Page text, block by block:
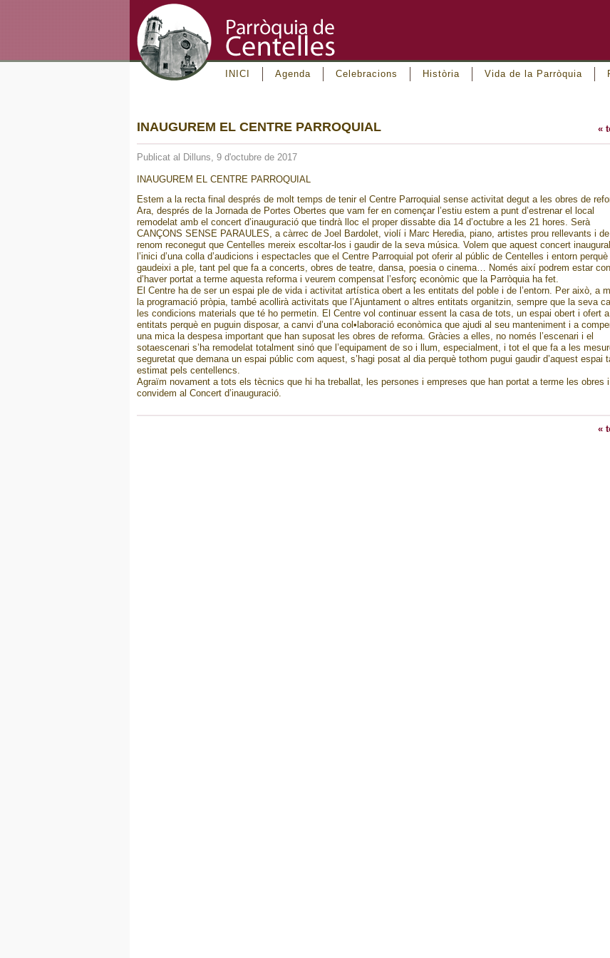
INICI Agenda Celebracions Història Vida de la Parròquia
INAUGUREM EL CENTRE PARROQUIAL «
Publicat al Dilluns, 9 d'octubre de 2017
INAUGUREM EL CENTRE PARROQUIAL
Estem a la recta final després de molt temps de tenir el Centre Parroquial sense activitat degut a les obres de
Ara, després de la Jornada de Portes Obertes que vam fer en començar l’estiu estem a punt d’estrenar el local
remodelat amb el concert d’inauguració que tindrà lloc el proper dissabte dia 14 d’octubre a les 21 hores. Serà
CANÇONS SENSE PARAULES, a càrrec de Joel Bardolet, violí i Marc Heredia, piano, artistes prou rellevants i de
renom reconegut que Centelles mereix escoltar-los i gaudir de la seva música. Volem que aquest concert
l’inici d’una colla d’audicions i espectacles que el Centre Parroquial pot oferir al públic de Centelles i entorn perquè
gaudeixi a ple, tant pel que fa a concerts, obres de teatre, dansa, poesia o cinema… Només així podrem estar
d’haver portat a terme aquesta reforma i veurem compensat l’esforç econòmic que la Parròquia ha fet.
El Centre ha de ser un espai ple de vida i activitat artística obert a les entitats del poble i de l’entorn. Per això, a
la programació pròpia, també acollirà activitats que l’Ajuntament o altres entitats organitzin, sempre que la seva
les condicions materials que té ho permetin. El Centre vol continuar essent la casa de tots, un espai obert i ofert
entitats perquè en puguin disposar, a canvi d’una col•laboració econòmica que ajudi al seu manteniment i a
una mica la despesa important que han suposat les obres de reforma. Gràcies a elles, no només l’escenari i el
sotaescenari s’ha remodelat totalment sinó que l’equipament de so i llum, especialment, i tot el que fa a les
seguretat que demana un espai públic com aquest, s’hagi posat al dia perquè tothom pugui gaudir d’aquest espai
estimat pels centellencs.
Agraïm novament a tots els tècnics que hi ha treballat, les persones i empreses que han portat a terme les obres
convidem al Concert d’inauguració.
«